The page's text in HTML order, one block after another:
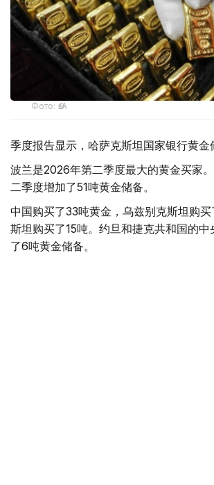
Фото: ӨзА
季度报告显示，哈萨克斯坦国家银行黄金
波兰是2026年第二季度最大的黄金买家
二季度增加了51吨黄金储备。
中国购买了33吨黄金，乌兹别克斯坦购
斯坦购买了15吨。约旦和捷克共和国的
了6吨黄金储备。